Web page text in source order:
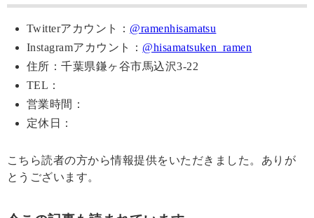
Twitterアカウント： @ramenhisamatsu
Instagramアカウント： @hisamatsuken_ramen
住所：千葉県鎌ヶ谷市馬込沢3-22
TEL：
営業時間：
定休日：
こちら読者の方から情報提供をいただきました。ありが
とうございます。